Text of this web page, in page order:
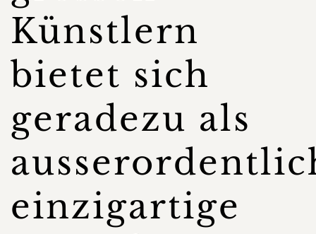
Künstlern
bietet sich
geradezu als
einzigartige